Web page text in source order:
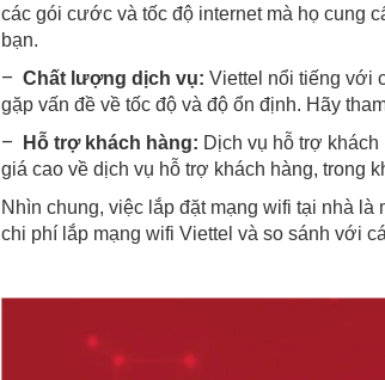
các gói cước và tốc độ internet mà họ cung
bạn.
– Chất lượng dịch vụ: Viettel nổi tiếng với
gặp vấn đề về tốc độ và độ ổn định. Hãy
– Hỗ trợ khách hàng: Dịch vụ hỗ trợ
giá cao về dịch vụ hỗ trợ khách hàng, trong
Nhìn chung, việc lắp đặt mạng wifi tại nhà
chi phí lắp mạng wifi Viettel và so sánh với